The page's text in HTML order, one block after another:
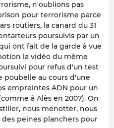
n'oublions pas
pour terrorisme parce
routiers, la canard du 31
poursuivis par un
ont fait de la garde à vue
la vidéo du même
pour refus d'un test
poubelle au cours d'une
empreintes ADN pour un
à Alès en 2007). On
nous menotter, nous
peines planchers pour